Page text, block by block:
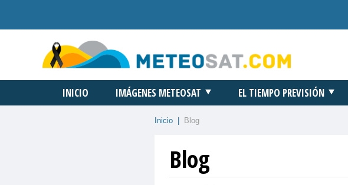
INICIO IMÁGENES METEOSAT EL TIEMPO PREVISIÓN
Inicio Blog
Blog